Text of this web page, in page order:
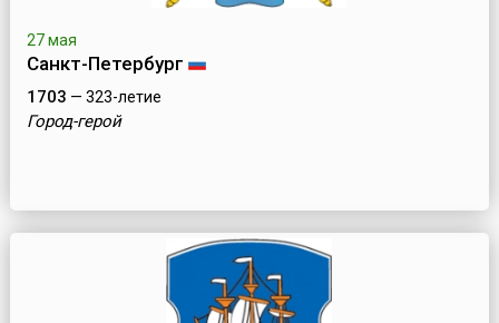
27 мая
Санкт-Петербург
1703 — 323-летие
Город-герой